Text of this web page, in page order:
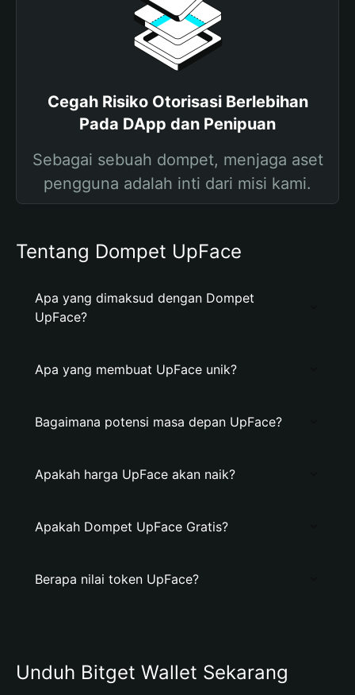
Cegah Risiko Otorisasi Berlebihan
Pada DApp dan Penipuan
Sebagai sebuah dompet, menjaga aset
pengguna adalah inti dari misi kami.
Tentang Dompet UpFace
Apa yang dimaksud dengan Dompet
UpFace?
Apa yang membuat UpFace unik?
Bagaimana potensi masa depan UpFace?
Apakah harga UpFace akan naik?
Apakah Dompet UpFace Gratis?
Berapa nilai token UpFace?
Unduh Bitget Wallet Sekarang